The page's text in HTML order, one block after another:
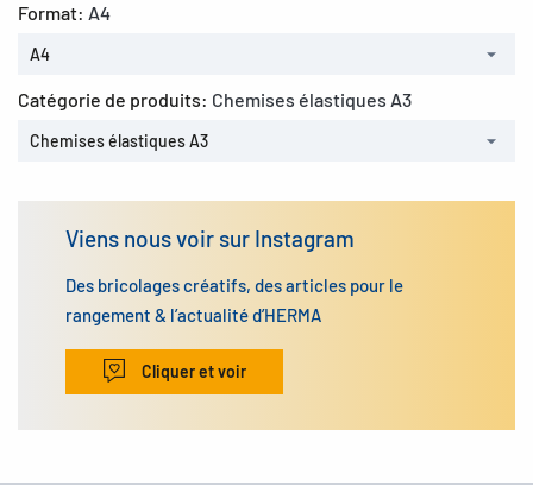
Format: A4
A4
Catégorie de produits: Chemises élastiques A3
Chemises élastiques A3
Viens nous voir sur Instagram
Des bricolages créatifs, des articles pour le
rangement & l’actualité d’HERMA
Cliquer et voir